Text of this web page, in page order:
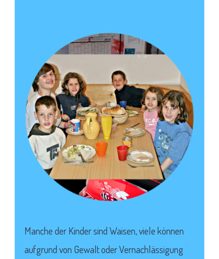
Manche der Kinder sind Waisen, viele können
aufgrund von Gewalt oder Vernachlässigung